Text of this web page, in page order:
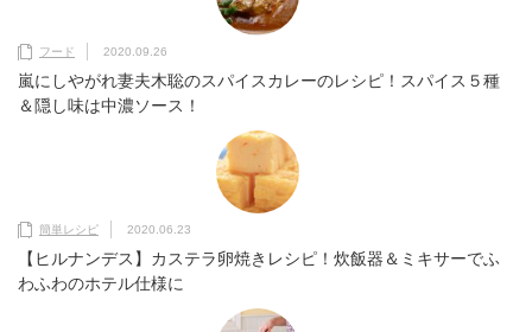
フード 2020.09.26
嵐にしやがれ妻夫木聡のスパイスカレーのレシピ！スパイス５種
＆隠し味は中濃ソース！
簡単レシピ 2020.06.23
【ヒルナンデス】カステラ卵焼きレシピ！炊飯器＆ミキサーでふ
わふわのホテル仕様に